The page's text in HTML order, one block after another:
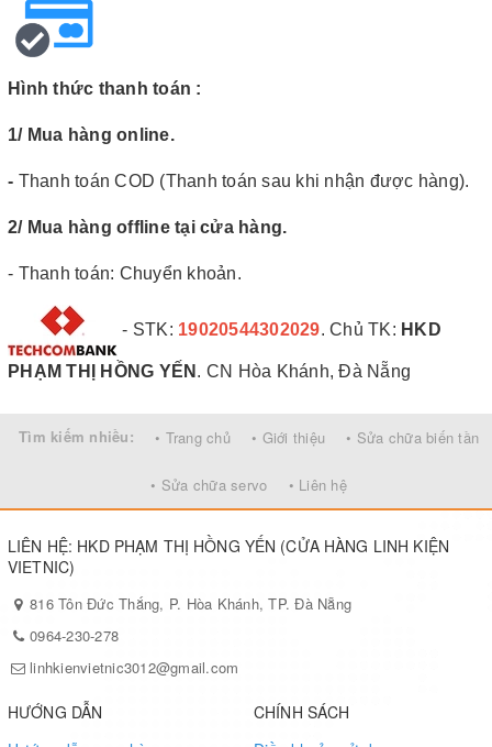
Hình thức thanh toán :
1/ Mua hàng online.
- Thanh toán COD (Thanh toán sau khi nhận được hàng).
2/ Mua hàng offline tại cửa hàng.
- Thanh toán: Chuyển khoản.
- STK: 19020544302029. Chủ TK: HKD
PHẠM THỊ HỒNG YẾN . CN Hòa Khánh, Đà Nẵng
Tìm kiếm nhiều: • Trang chủ • Giới thiệu • Sửa chữa biến tần
• Sửa chữa servo • Liên hệ
LIÊN HỆ: HKD PHẠM THỊ HỒNG YẾN (CỬA HÀNG LINH KIỆN
VIETNIC)
816 Tôn Đức Thắng, P. Hòa Khánh, TP. Đà Nẵng
0964-230-278
linhkienvietnic3012@gmail.com
HƯỚNG DẪN
CHÍNH SÁCH